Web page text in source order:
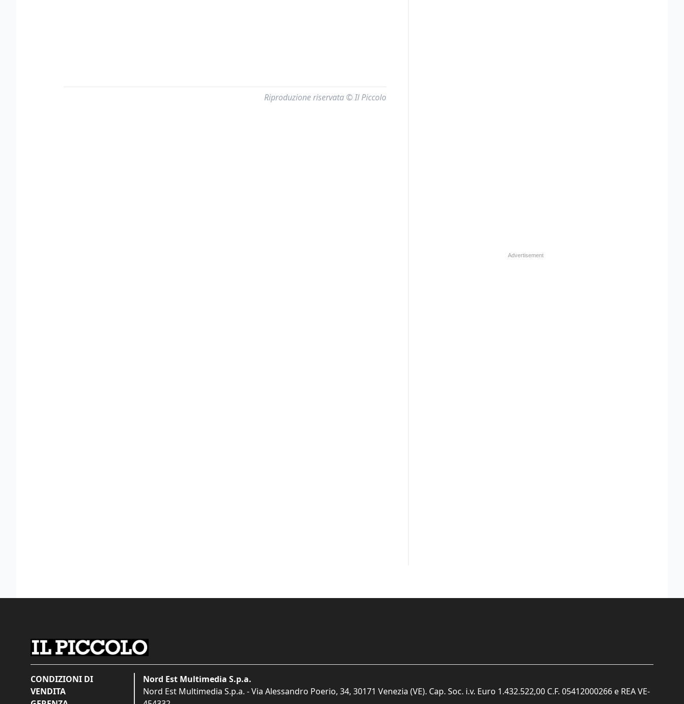
Riproduzione riservata © Il Piccolo
CONDIZIONI DI
VENDITA
Nord Est Multimedia S.p.a.
Nord Est Multimedia S.p.a. - Via Alessandro Poerio, 34, 30171 Venezia (VE). Cap. Soc. i.v. Euro 1.432.522,00 C.F. 05412000266 e REA VE-